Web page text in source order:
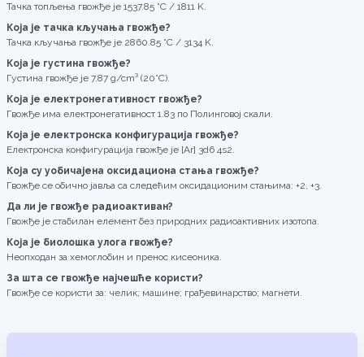
Тачка топљења гвожђе је 1537.85 °C / 1811 K.
Која је тачка кључања гвожђе?
Тачка кључања гвожђе је 2860.85 °C / 3134 K.
Која је густина гвожђе?
Густина гвожђе је 7.87 g/cm³ (20°C).
Која је електронегативност гвожђе?
Гвожђе има електронегативност 1.83 по Полинговој скали.
Која је електронска конфигурација гвожђе?
Електронска конфигурација гвожђе је [Ar] 3d6 4s2.
Која су уобичајена оксидациона стања гвожђе?
Гвожђе се обично јавља са следећим оксидационим стањима: +2, +3.
Да ли је гвожђе радиоактиван?
Гвожђе је стабилан елемент без природних радиоактивних изотопа.
Која је биолошка улога гвожђе?
Неопходан за хемоглобин и пренос кисеоника.
За шта се гвожђе најчешће користи?
Гвожђе се користи за: челик; машине; грађевинарство; магнети.